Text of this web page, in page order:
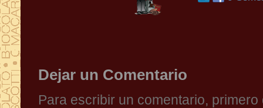
Dejar un Comentario
Para escribir un comentario,